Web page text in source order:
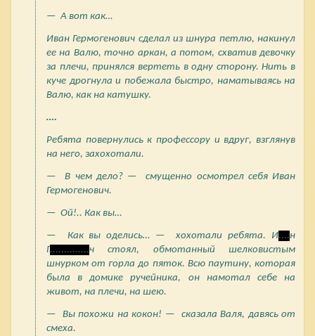
— А вот как…
Иван Гермогенович сделал из шнура петлю, накинул
ее на Валю, точно аркан, а потом, схватив девочку
за плечи, принялся вертеть в одну сторону. Нить в
куче дрогнула и побежала быстро, наматываясь на
Валю, как на катушку.
….
Ребята повернулись к профессору и вдруг, взглянув
на него, захохотали.
— В чем дело? — смущенно осмотрел себя Иван
Гермогенович.
— Ой!.. Как вы…
— Как вы оделись… — хохотали ребята. И....н
Г..............ч стоял, обмотанный шелковистым
шнурком от горла до пяток. Всю паутину, которая
была в домике ручейника, он намотал себе на
живот, на плечи, на шею.
— Вы похожи на кокон! — сказала Валя, давясь от
смеха.